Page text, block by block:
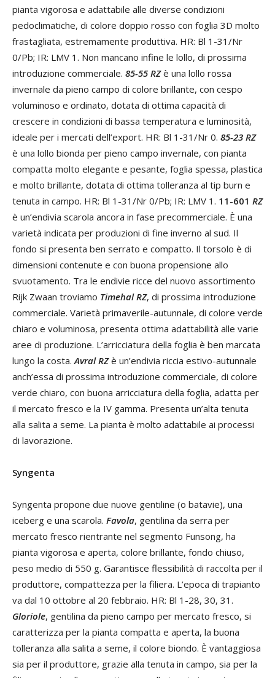
pianta vigorosa e adattabile alle diverse condizioni
pedoclimatiche, di colore doppio rosso con foglia 3D molto
frastagliata, estremamente produttiva. HR: Bl 1-31/Nr
0/Pb; IR: LMV 1. Non mancano infine le lollo, di prossima
introduzione commerciale. 85-55 RZè una lollo rossa
invernale da pieno campo di colore brillante, con cespo
voluminoso e ordinato, dotata di ottima capacità di
crescere in condizioni di bassa temperatura e luminosità,
ideale per i mercati dell’export. HR: Bl 1-31/Nr 0. 85-23 RZ
è una lollo bionda per pieno campo invernale, con pianta
compatta molto elegante e pesante, foglia spessa, plastica
e molto brillante, dotata di ottima tolleranza al tip burn e
tenuta in campo. HR: Bl 1-31/Nr 0/Pb; IR: LMV 1. 11-601 RZ
è un’endivia scarola ancora in fase precommerciale. È una
varietà indicata per produzioni di fine inverno al sud. Il
fondo si presenta ben serrato e compatto. Il torsolo è di
dimensioni contenute e con buona propensione allo
svuotamento. Tra le endivie ricce del nuovo assortimento
Rijk Zwaan troviamo Timehal RZ, di prossima introduzione
commerciale. Varietà primaverile-autunnale, di colore verde
chiaro e voluminosa, presenta ottima adattabilità alle varie
aree di produzione. L’arricciatura della foglia è ben marcata
lungo la costa. Avral RZè un’endivia riccia estivo-autunnale
anch’essa di prossima introduzione commerciale, di colore
verde chiaro, con buona arricciatura della foglia, adatta per
il mercato fresco e la IV gamma. Presenta un’alta tenuta
alla salita a seme. La pianta è molto adattabile ai processi
di lavorazione.
Syngenta
Syngenta propone due nuove gentiline (o batavie), una
iceberg e una scarola. Favola, gentilina da serra per
mercato fresco rientrante nel segmento Funsong, ha
pianta vigorosa e aperta, colore brillante, fondo chiuso,
peso medio di 550 g. Garantisce flessibilità di raccolta per il
produttore, compattezza per la filiera. L’epoca di trapianto
va dal 10 ottobre al 20 febbraio. HR: Bl 1-28, 30, 31.
Gloriole, gentilina da pieno campo per mercato fresco, si
caratterizza per la pianta compatta e aperta, la buona
tolleranza alla salita a seme, il colore biondo. È vantaggiosa
sia per il produttore, grazie alla tenuta in campo, sia per la